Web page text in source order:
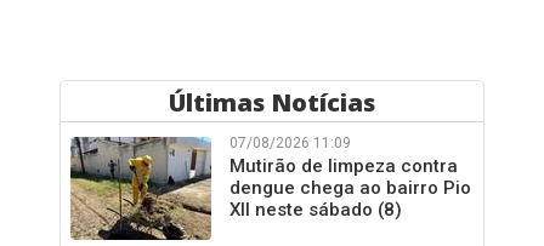
Últimas Notícias
07/08/2026 11:09
Mutirão de limpeza contra
dengue chega ao bairro Pio
XII neste sábado (8)